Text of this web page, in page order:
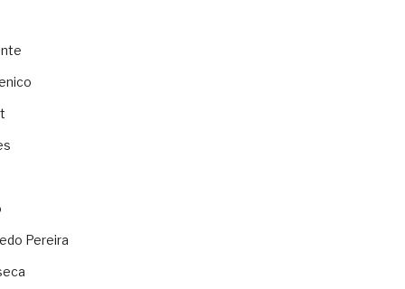
Pereira